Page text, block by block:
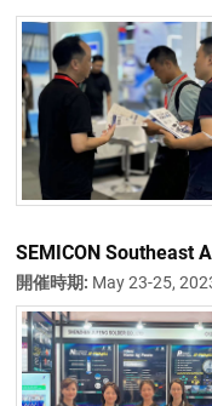
SEMICON Southeast
開催時期: May 23-25,